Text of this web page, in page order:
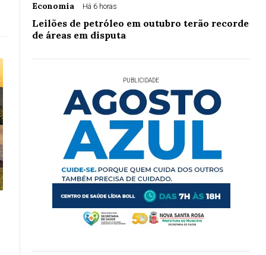
Economia Há 6 horas
Leilões de petróleo em outubro terão recorde
de áreas em disputa
PUBLICIDADE